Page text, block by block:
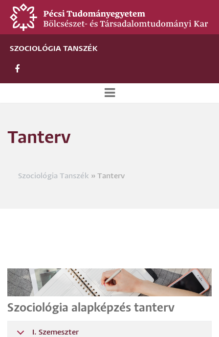
Ugrás
tartalomra
SZOCIOLÓGIA TANSZÉK
Tanterv
Morzsa
Szociológia Tanszék Tanterv
Szociológia alapképzés tanterv
I. Szemeszter